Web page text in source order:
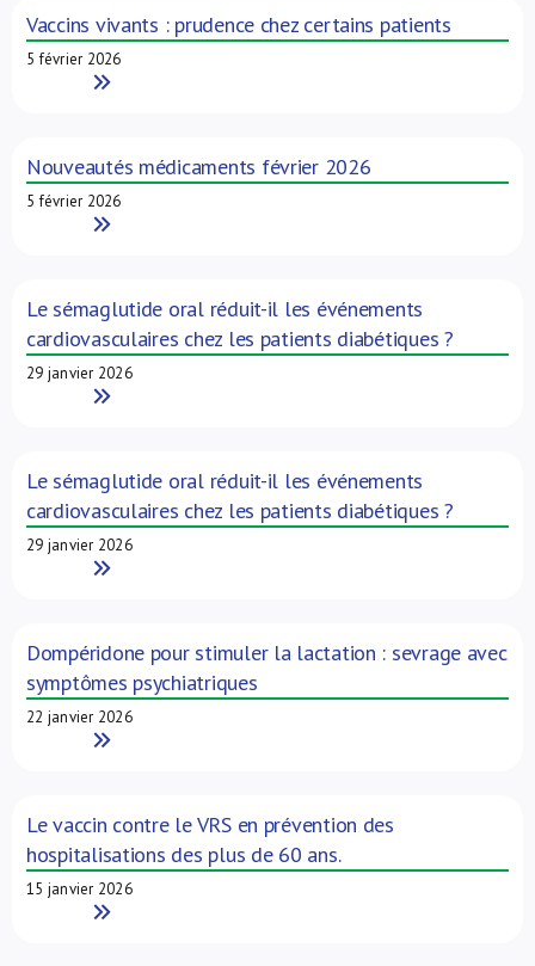
Vaccins vivants : prudence chez certains patients
5 février 2026
Read More
Nouveautés médicaments février 2026
5 février 2026
Read More
Le sémaglutide oral réduit-il les événements
cardiovasculaires chez les patients diabétiques ?
29 janvier 2026
Read More
Le sémaglutide oral réduit-il les événements
cardiovasculaires chez les patients diabétiques ?
29 janvier 2026
Read More
Dompéridone pour stimuler la lactation : sevrage avec
symptômes psychiatriques
22 janvier 2026
Read More
Le vaccin contre le VRS en prévention des
hospitalisations des plus de 60 ans.
15 janvier 2026
Read More